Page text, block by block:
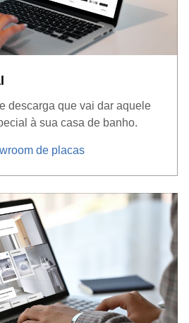
descarga que vai dar aquele
à sua casa de banho.
de placas